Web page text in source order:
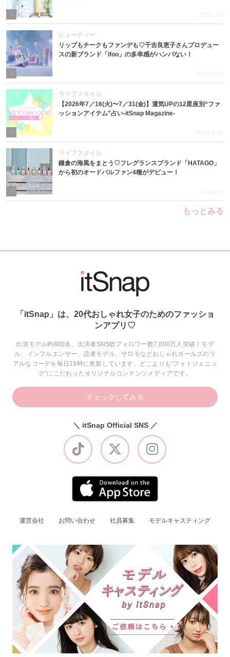
2026.7.8
3
ビューティー
リップもチークもファンデも♡千吉良恵子さんプロデュー
スの新ブランド「ifoo」の多幸感がハンパない！
2026.7.10
ライフスタイル
【2026年7／16(火)〜7／31(金)】運気UPの12星座別“ファ
ッションアイテム”占い-itSnap Magazine-
2026.7.16
ライフスタイル
鎌倉の海風をまとう♡フレグランスブランド「HATAGO」
から初のオードパルファン4種がデビュー！
2026.7.6
もっとみる
「itSnap」は、20代おしゃれ女子のためのファッショ
ンアプリ♡
出演モデル約800名、出演者SNS総フォロワー数7,000万人突破！モデ
ル、インフルエンサー、読者モデル、サロモなどおしゃれガールズのリ
アルなコーデを毎日19時に更新しています。どこよりも“フォトジェニッ
ク”にこだわったオリジナルコンテンツメディアです。
チェックしてみる
＼ itSnap Official SNS ／
運営会社 お問い合わせ 社員募集 モデルキャスティング